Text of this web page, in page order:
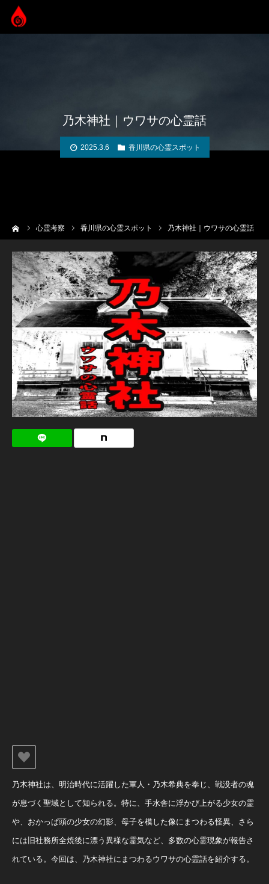
乃木神社｜ウワサの心霊話
2025.3.6 香川県の心霊スポット
心霊考察 香川県の心霊スポット 乃木神社｜ウワサの心霊話
乃木神社は、明治時代に活躍した軍人・乃木希典を奉じ、戦没者の魂
が息づく聖域として知られる。特に、手水舎に浮かび上がる少女の霊
や、おかっぱ頭の少女の幻影、母子を模した像にまつわる怪異、さら
には旧社務所全焼後に漂う異様な霊気など、多数の心霊現象が報告さ
れている。今回は、乃木神社にまつわるウワサの心霊話を紹介する。